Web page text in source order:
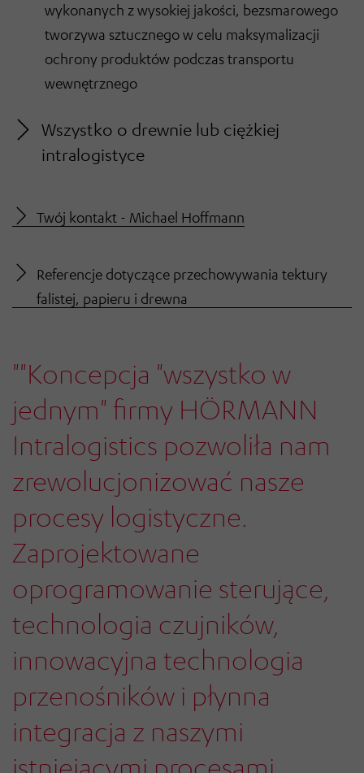
wykonanych z wysokiej jakości, bezsmarowego
tworzywa sztucznego w celu maksymalizacji
ochrony produktów podczas transportu
wewnętrznego
Wszystko o drewnie lub ciężkiej
intralogistyce
Twój kontakt - Michael Hoffmann
Referencje dotyczące przechowywania tektury
falistej, papieru i drewna
""Koncepcja "wszystko w
jednym" firmy HÖRMANN
Intralogistics pozwoliła nam
zrewolucjonizować nasze
procesy logistyczne.
Zaprojektowane
oprogramowanie sterujące,
technologia czujników,
innowacyjna technologia
przenośników i płynna
integracja z naszymi